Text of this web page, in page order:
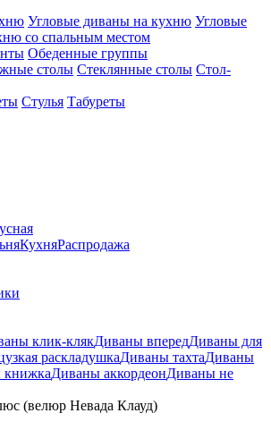
Угловые диваны на кухню Угловые
со спальным местом
Обеденные группы
столы Стеклянные столы Стол-
Стулья Табуреты
КухняРаспродажа
клик-клякДиваны впередДиваны для
раскладушкаДиваны тахтаДиваны
Диваны аккордеонДиваны не
(велюр Невада Клауд)